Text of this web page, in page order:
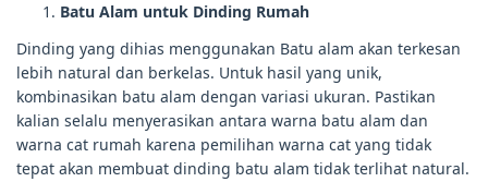
Batu Alam untuk Dinding Rumah
Dinding yang dihias menggunakan Batu alam akan terkesan
lebih natural dan berkelas. Untuk hasil yang unik,
kombinasikan batu alam dengan variasi ukuran. Pastikan
kalian selalu menyerasikan antara warna batu alam dan
warna cat rumah karena pemilihan warna cat yang tidak
tepat akan membuat dinding batu alam tidak terlihat natural.